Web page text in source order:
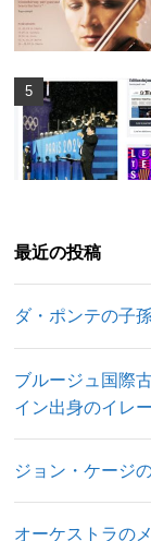
最近の投稿
ダ・ポンテの子
ブルージュ国際
イン出身のイレ
ジョン・ケージ
オーケストラの